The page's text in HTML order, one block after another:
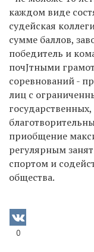
каждом виде
судейская
сумме баллов,
победитель и
почЈтными
соревнований -
лиц с
приобщение
регулярным
спортом и
общества.
0